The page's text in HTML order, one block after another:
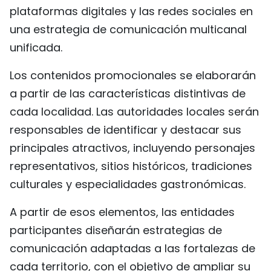
plataformas digitales y las redes sociales en
una estrategia de comunicación multicanal
unificada.
Los contenidos promocionales se elaborarán
a partir de las características distintivas de
cada localidad. Las autoridades locales serán
responsables de identificar y destacar sus
principales atractivos, incluyendo personajes
representativos, sitios históricos, tradiciones
culturales y especialidades gastronómicas.
A partir de esos elementos, las entidades
participantes diseñarán estrategias de
comunicación adaptadas a las fortalezas de
cada territorio, con el objetivo de ampliar su